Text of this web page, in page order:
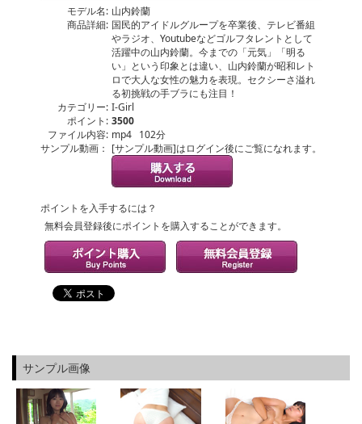
モデル名: 山内鈴蘭
商品詳細: 国民的アイドルグループを卒業後、テレビ番組
やラジオ、Youtubeなどゴルフタレントとして
活躍中の山内鈴蘭。今までの「元気」「明る
い」という印象とは違い、山内鈴蘭が昭和レト
ロで大人な女性の魅力を表現。セクシーさ溢れ
る初挑戦の手ブラにも注目！
カテゴリー: I-Girl
ポイント: 3500
ファイル内容: mp4 102分
サンプル動画： [サンプル動画]はログイン後にご覧になれます。
ポイントを入手するには？
無料会員登録後にポイントを購入することができます。
サンプル画像